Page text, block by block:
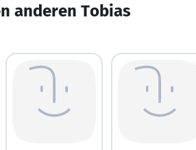
anderen Tobias